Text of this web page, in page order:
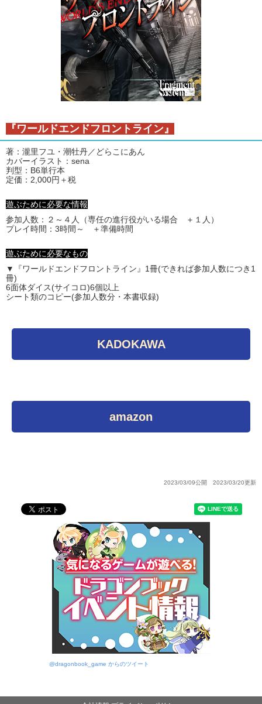
『ワールドエンドフロントライン』
著：瀧里フユ・潮牡丹／どらこにあん
カバーイラスト：sena
判型：B6単行本
定価：2,000円＋税
遊ぶために必要な情報
参加人数：２～４人（専任の進行役がいる場合 ＋１人）
プレイ時間：3時間～ ＋準備時間
遊ぶために必要なもの
▼『ワールドエンドフロントライン』1冊(できれば参加人数につき1
冊)
6面体ダイス(サイコロ)6個以上
シート類のコピー(参加人数分・本書収録)
KADOKAWA
amazon
2023/03/09公開 2023/03/20更新
@dragonbook_game からのツイート